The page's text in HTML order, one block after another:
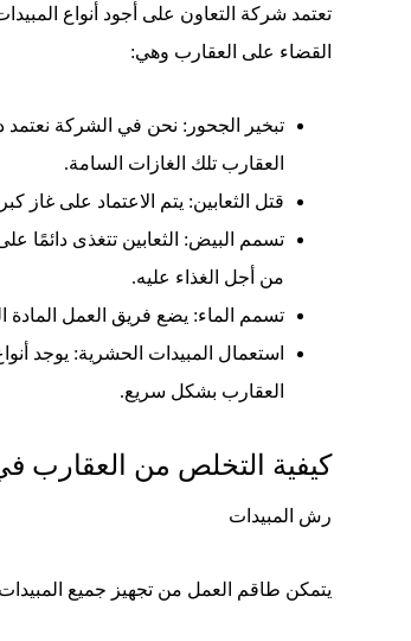
تعتمد شركة التعاون على أجود أنواع
القضاء على العقارب وهي:
تبخير الجحور: نحن في الشركة
العقارب تلك الغازات السامة.
قتل الثعابين: يتم الاعتماد على غاز
تسمم البيض: الثعابين تتغذى دائمًا
من أجل الغذاء عليه.
تسمم الماء: يضع فريق العمل
استعمال المبيدات الحشرية: يوجد
العقارب بشكل سريع.
كيفية التخلص من العقارب
رش المبيدات
يتمكن طاقم العمل من تجهيز جميع